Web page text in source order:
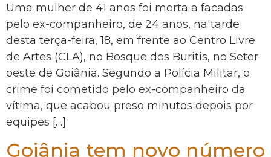
Uma mulher de 41 anos foi morta a facadas
pelo ex-companheiro, de 24 anos, na tarde
desta terça-feira, 18, em frente ao Centro Livre
de Artes (CLA), no Bosque dos Buritis, no Setor
oeste de Goiânia. Segundo a Polícia Militar, o
crime foi cometido pelo ex-companheiro da
vítima, que acabou preso minutos depois por
equipes […]
Goiânia tem novo número